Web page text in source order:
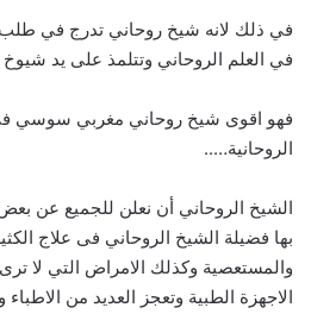
في ذلك لانه شيخ روحاني تدرج في
في العلم الروحاني وتتلمذ على يد
فهو اقوى شيخ روحاني مغربي سوسي
الروحانية…..
الشيخ الروحاني أن نعلن للجميع عن
بها فضيلة الشيخ الروحاني فى علاج
والمستعصية وكذلك الامراض التي لا
الاجهزة الطبية وتعجز العديد من